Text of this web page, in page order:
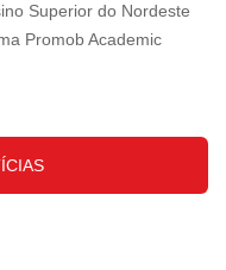
Superior do Nordeste
Promob Academic